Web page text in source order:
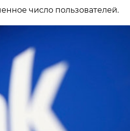
число пользователей.